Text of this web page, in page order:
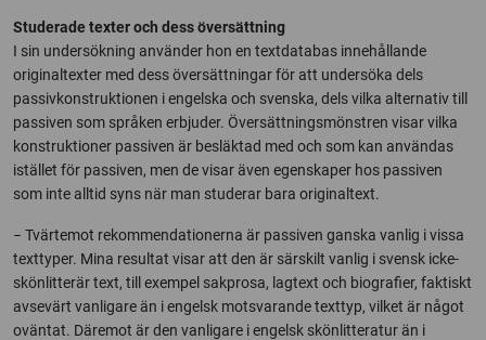
Studerade texter och dess översättning
I sin undersökning använder hon en textdatabas innehållande
originaltexter med dess översättningar för att undersöka dels
passivkonstruktionen i engelska och svenska, dels vilka alternativ till
passiven som språken erbjuder. Översättningsmönstren visar vilka
konstruktioner passiven är besläktad med och som kan användas
istället för passiven, men de visar även egenskaper hos passiven
som inte alltid syns när man studerar bara originaltext.
− Tvärtemot rekommendationerna är passiven ganska vanlig i vissa
texttyper. Mina resultat visar att den är särskilt vanlig i svensk icke-
skönlitterär text, till exempel sakprosa, lagtext och biografier, faktiskt
avsevärt vanligare än i engelsk motsvarande texttyp, vilket är något
oväntat. Däremot är den vanligare i engelsk skönlitteratur än i